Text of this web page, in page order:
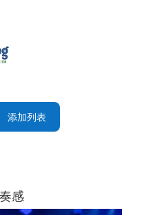
添加列表
感